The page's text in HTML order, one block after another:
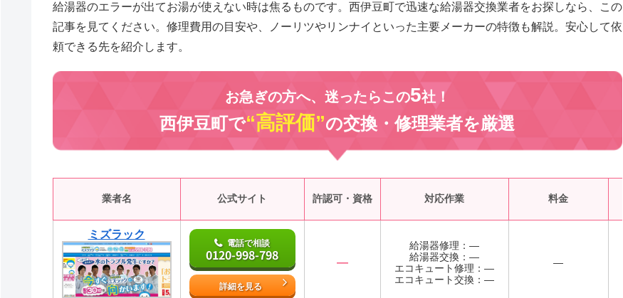
給湯器のエラーが出てお湯が使えない時は焦るものです。西伊豆町で迅速な給湯器交換業者をお探しなら、この
記事を見てください。修理費用の目安や、ノーリツやリンナイといった主要メーカーの特徴も解説。安心して依
頼できる先を紹介します。
お急ぎの方へ、迷ったらこの5社！
西伊豆町で“高評価”の交換・修理業者を厳選
業者名 公式サイト 許認可・資格 対応作業 料金
ミズラック
電話で相談
0120-998-798
詳細を見る
―
給湯器修理：―
給湯器交換：―
エコキュート修理：―
エコキュート交換：―
―